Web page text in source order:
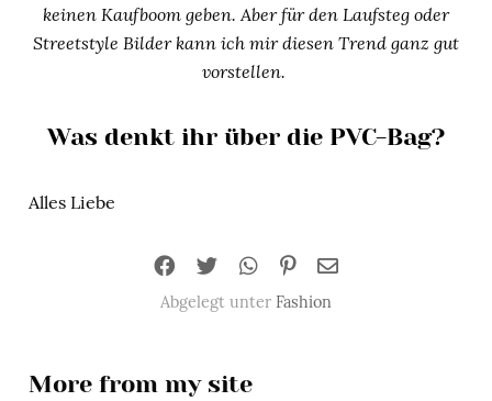
keinen Kaufboom geben. Aber für den Laufsteg oder
Streetstyle Bilder kann ich mir diesen Trend ganz gut
vorstellen.
Was denkt ihr über die PVC-Bag?
Alles Liebe
Abgelegt unter Fashion
More from my site